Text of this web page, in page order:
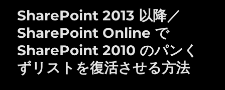
SharePoint 2013 以降／
SharePoint Online で
SharePoint 2010 のパンく
ずリストを復活させる方法